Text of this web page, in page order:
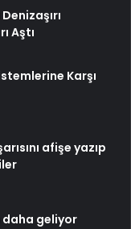
Aştı
Karşı
afişe yazıp
daha geliyor